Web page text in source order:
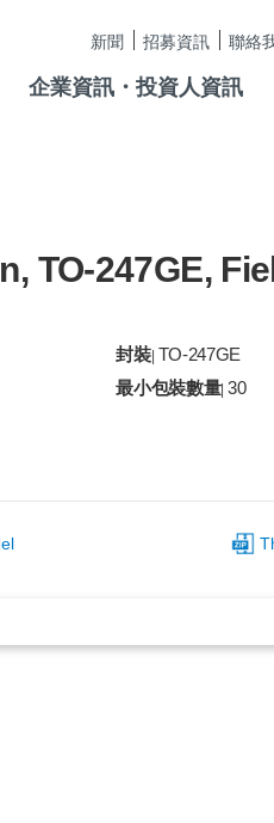
新聞 招募資訊 聯絡
企業資訊・投資人資訊
TO-247GE,
封裝| TO-247GE
最小包裝數量|30